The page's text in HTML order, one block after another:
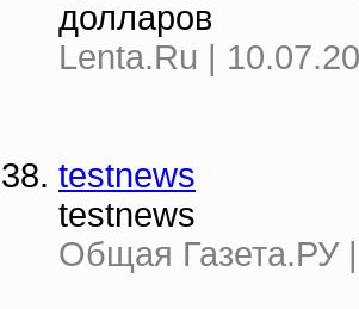
долларов
Lenta.Ru |
testnews
testnews
Общая Газета.РУ